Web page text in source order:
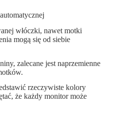
włóczki, nawet motki
mogą się od siebie
zalecane jest naprzemienne
rzeczywiste kolory
że każdy monitor może